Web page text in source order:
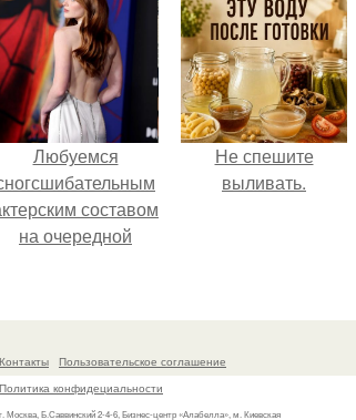
Любуемся
составом
на очередной
Не спешите
выливать.
Контакты
Пользовательское соглашение
Политика конфидециальности
г. Москва, Б.Саввинский 2-4-6, Бизнес-центр «Алабелла», м. Киевская